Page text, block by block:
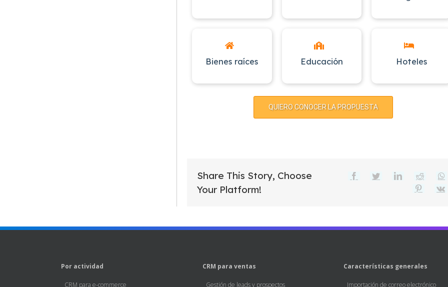
Bienes raíces Educación Hoteles
QUIERO CONOCER LA PROPUESTA
Share This Story, Choose
Your Platform!
FacebookTwitterLinkedInReddit
Pinterest
Por actividad
CRM para e-commerce
CRM para ventas
Gestión de leads y prospectos
Características generales
Importación de correo electrónico